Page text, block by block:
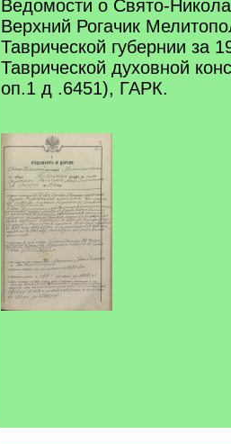
Ведомости о Свято-
Верхний Рогачик
Таврической губернии за
Таврической духовной
оп.1 д .6451), ГАРК.